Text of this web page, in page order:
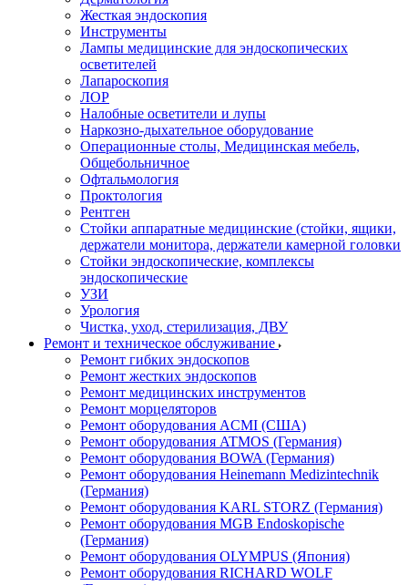
Жесткая эндоскопия
Инструменты
Лампы медицинские для эндоскопических
осветителей
Лапароскопия
ЛОР
Налобные осветители и лупы
Наркозно-дыхательное оборудование
Операционные столы, Медицинская мебель,
Общебольничное
Офтальмология
Проктология
Рентген
Стойки аппаратные медицинские (стойки, ящики,
держатели монитора, держатели камерной головки
Стойки эндоскопические, комплексы
эндоскопические
УЗИ
Урология
Чистка, уход, стерилизация, ДВУ
Ремонт и техническое обслуживание
Ремонт гибких эндоскопов
Ремонт жестких эндоскопов
Ремонт медицинских инструментов
Ремонт морцеляторов
Ремонт оборудования ACMI (США)
Ремонт оборудования ATMOS (Германия)
Ремонт оборудования BOWA (Германия)
Ремонт оборудования Heinemann Medizintechnik
(Германия)
Ремонт оборудования KARL STORZ (Германия)
Ремонт оборудования MGB Endoskopische
(Германия)
Ремонт оборудования OLYMPUS (Япония)
Ремонт оборудования RICHARD WOLF